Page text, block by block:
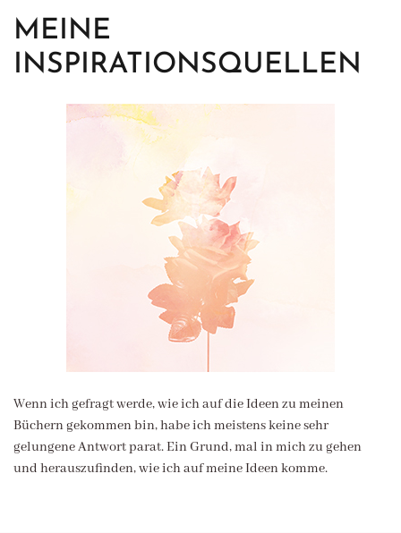
MEINE
INSPIRATIONSQUELLEN
Wenn ich gefragt werde, wie ich auf die Ideen zu meinen
Büchern gekommen bin, habe ich meistens keine sehr
gelungene Antwort parat. Ein Grund, mal in mich zu gehen
und herauszufinden, wie ich auf meine Ideen komme.